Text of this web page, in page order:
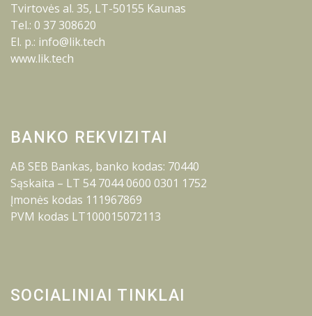
Tvirtovės al. 35, LT-50155 Kaunas
Tel.: 0 37 308620
El. p.: info@lik.tech
www.lik.tech
BANKO REKVIZITAI
AB SEB Bankas, banko kodas: 70440
Sąskaita – LT 54 7044 0600 0301 1752
Įmonės kodas 111967869
PVM kodas LT100015072113
SOCIALINIAI TINKLAI